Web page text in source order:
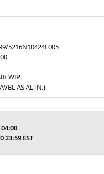
5216N10424E005
WIP.
AS ALTN.)
04:00
23:59 EST